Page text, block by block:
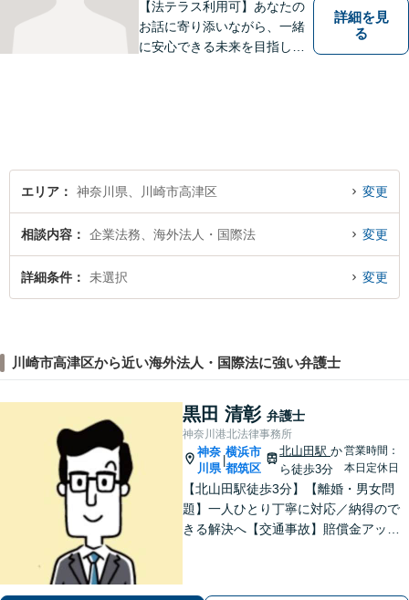
【法テラス利用可】あなたの
お話に寄り添いながら、一緒
に安心できる未来を目指しま
口駅5分】【電話・メール・W
EB相談も対応】
詳細を見
る
エリア 神奈川県、川崎市高津区 変更
相談内容 企業法務、海外法人・国際法 変更
詳細条件 未選択 変更
川崎市高津区から近い海外法人・国際法に強い弁護士
黒田 清彰 弁護士
神奈川港北法律事務所
神奈
川県
横浜市
都筑区
北山田駅か
ら徒歩3分
営業時間：
本日定休日
【北山田駅徒歩3分】【離婚・男女問
題】一人ひとり丁寧に対応／納得ので
きる解決へ【交通事故】賠償金アップ